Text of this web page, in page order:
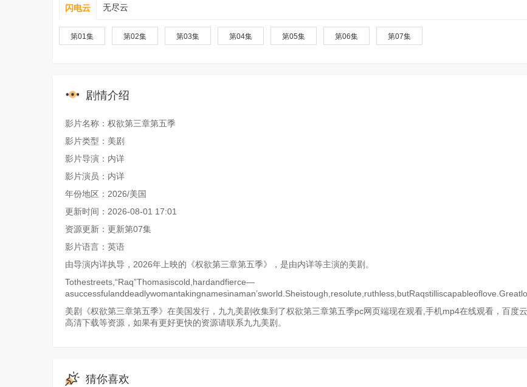
闪电云 无尽云
第01集 第02集 第03集 第04集 第05集 第06集 第07集
剧情介绍
影片名称：权欲第三章第五季
影片类型：美剧
影片导演：内详
影片演员：内详
年份地区：2026/美国
更新时间：2026-08-01 17:01
资源更新：更新第07集
影片语言：英语
由导演内详执导，2026年上映的《权欲第三章第五季》，是由内详等主演的美剧。
Tothestreets,“Raq”Thomasiscold,hardandfierce—
美剧《权欲第三章第五季》在美国发行，九九美剧收集到了权欲第三章第五季pc网页端现在观看,手机mp4在线观看，百度
高清下载等资源，如果有更好更快的资源请联系九九美剧。
猜你喜欢